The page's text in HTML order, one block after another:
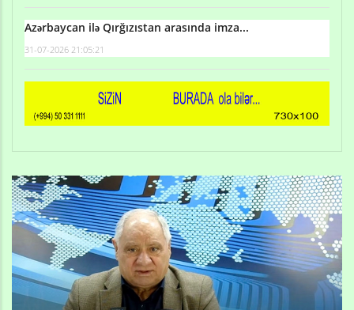
Azərbaycan ilə Qırğızıstan arasında imza...
31-07-2026 21:05:21